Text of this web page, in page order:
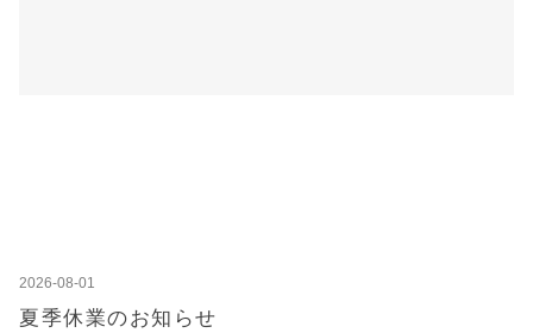
2026-08-01
夏季休業のお知らせ